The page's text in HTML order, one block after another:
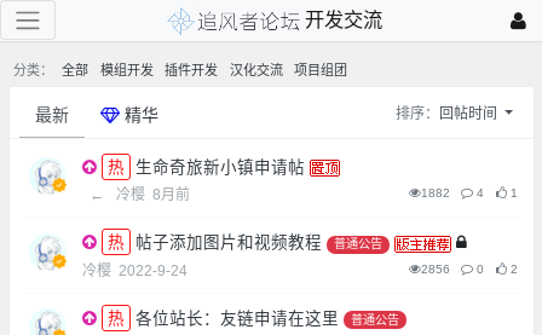
开发交流
分类： 全部 模组开发 插件开发 汉化交流 项目组团
最新 精华 排序： 回帖时间
生命奇旅新小镇申请帖
← 冷樱 8月前 1882 4 1
帖子添加图片和视频教程 普通公告
冷樱 2022-9-24 2856 0 2
各位站长：友链申请在这里 普通公告